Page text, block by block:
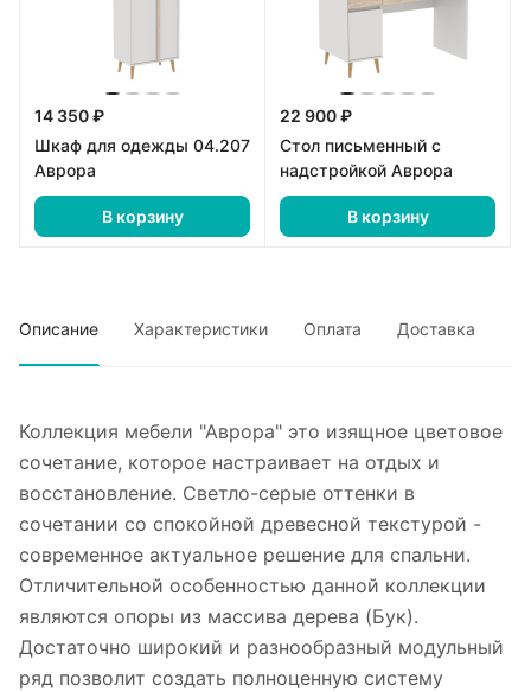
14 350 ₽
Шкаф для одежды 04.207
Аврора
В корзину
22 900 ₽
Стол письменный с
надстройкой Аврора
В корзину
Описание Характеристики Оплата Доставка
Коллекция мебели "Аврора" это изящное цветовое
сочетание, которое настраивает на отдых и
восстановление. Светло-серые оттенки в
сочетании со спокойной древесной текстурой -
современное актуальное решение для спальни.
Отличительной особенностью данной коллекции
являются опоры из массива дерева (Бук).
Достаточно широкий и разнообразный модульный
ряд позволит создать полноценную систему